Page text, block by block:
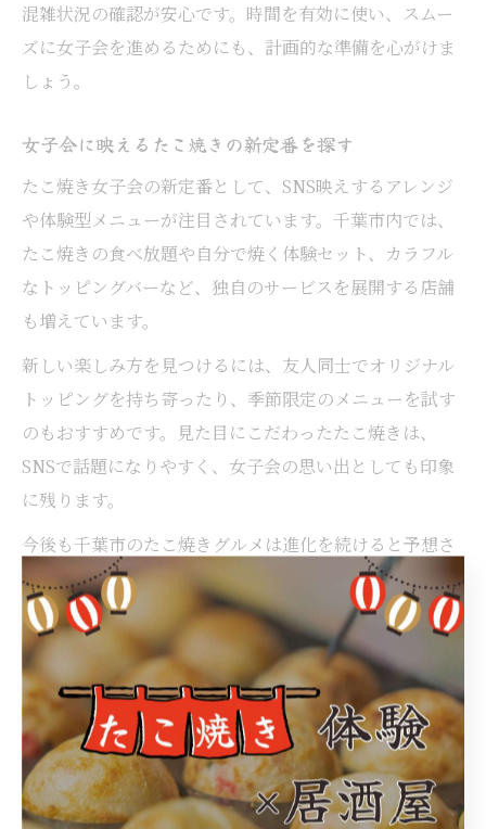
混雑状況の確認が安心です。時間を有効に使い、スムー
ズに女子会を進めるためにも、計画的な準備を心がけま
しょう。
女子会に映えるたこ焼きの新定番を探す
たこ焼き女子会の新定番として、SNS映えするアレンジ
や体験型メニューが注目されています。千葉市内では、
たこ焼きの食べ放題や自分で焼く体験セット、カラフル
なトッピングバーなど、独自のサービスを展開する店舗
も増えています。
新しい楽しみ方を見つけるには、友人同士でオリジナル
トッピングを持ち寄ったり、季節限定のメニューを試す
のもおすすめです。見た目にこだわったたこ焼きは、
SNSで話題になりやすく、女子会の思い出としても印象
に残ります。
今後も千葉市のたこ焼きグルメは進化を続けると予想さ
れます。自分たちだけの「映え」たこ焼き体験を求め
て、新しいお店やトレンドを積極的にチェックしてみて
ください。
女子会映えを目指すならたこ焼きが最
適